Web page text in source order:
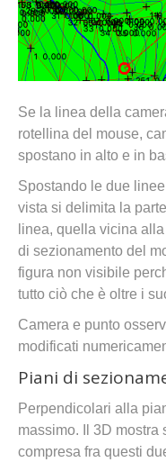
Se la linea della
rotellina del mouse,
spostano in alto e in
Spostando le due
vista si delimita la
linea, quella vicina
di sezionamento del
figura non visibile
tutto ciò che è oltre i
Camera e punto
modificati
Piani di
Perpendicolari alla
massimo. Il 3D
compresa fra questi